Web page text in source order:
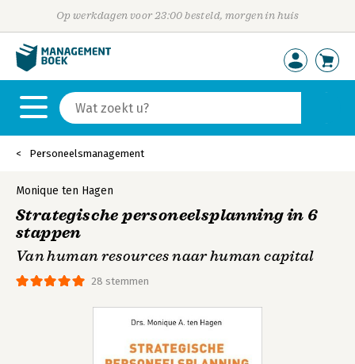
Op werkdagen voor 23:00 besteld, morgen in huis
Personeelsmanagement
28 stemmen
Monique ten Hagen
Strategische personeelsplanning in 6
stappen
Van human resources naar human capital